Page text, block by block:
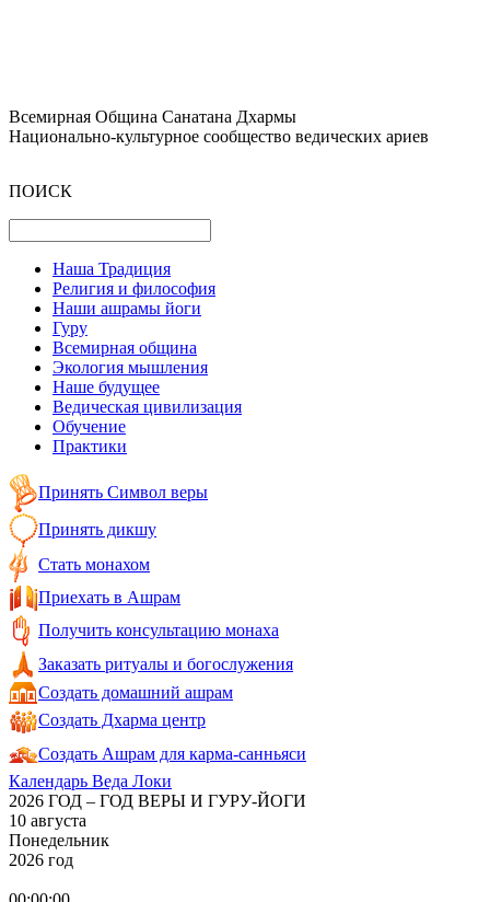
Всемирная Община Санатана Дхармы
Национально-культурное сообщество ведических ариев
ПОИСК
Наша Традиция
Религия и философия
Наши ашрамы йоги
Гуру
Всемирная община
Экология мышления
Наше будущее
Ведическая цивилизация
Обучение
Практики
Принять Символ веры
Принять дикшу
Стать монахом
Приехать в Ашрам
Получить консультацию монаха
Заказать ритуалы и богослужения
Создать домашний ашрам
Создать Дхарма центр
Создать Ашрам для карма-санньяси
Календарь Веда Локи
2026 ГОД – ГОД ВЕРЫ И ГУРУ-ЙОГИ
10 августа
Понедельник
2026 год